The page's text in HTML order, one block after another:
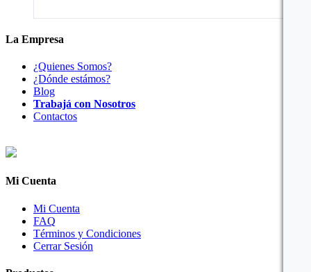
La Empresa
¿Quienes Somos?
¿Dónde estámos?
Blog
Trabajá con Nosotros
Contactos
Mi Cuenta
Mi Cuenta
FAQ
Términos y Condiciones
Cerrar Sesión